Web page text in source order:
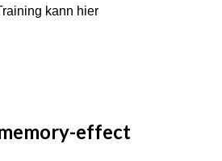
kann hier
effect